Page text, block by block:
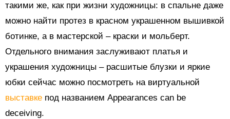
такими же, как при жизни художницы: в спальне даже
можно найти протез в красном украшенном вышивкой
ботинке, а в мастерской – краски и мольберт.
Отдельного внимания заслуживают платья и
украшения художницы – расшитые блузки и яркие
юбки сейчас можно посмотреть на виртуальной
выставке под названием Appearances can be
deceiving.